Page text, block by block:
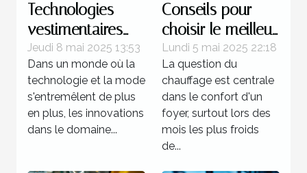
Technologies
vestimentaires
connectées les
innovations à
surveiller cette
année
Jeudi 8 mai 2025 13:53
Dans un monde où la
technologie et la mode
s'entremêlent de plus
en plus, les innovations
dans le domaine...
Conseils pour
choisir le meilleur
système de
chauffage pour
votre domicile
Lundi 5 mai 2025 22:18
La question du
chauffage est centrale
dans le confort d'un
foyer, surtout lors des
mois les plus froids
de...